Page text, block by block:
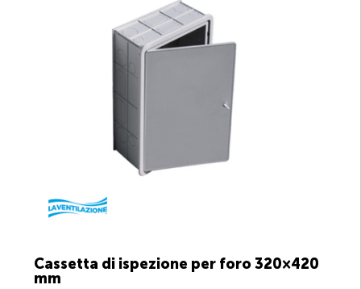
Cassetta di ispezione per foro 320×420
mm